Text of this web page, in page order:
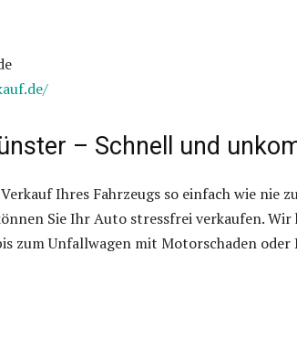
– Schnell und
Ihres Fahrzeugs so einfach wie nie
Sie Ihr Auto stressfrei verkaufen. Wir
zum Unfallwagen mit Motorschaden oder